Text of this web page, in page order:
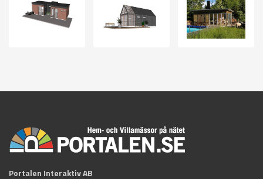
Portalen Interaktiv AB